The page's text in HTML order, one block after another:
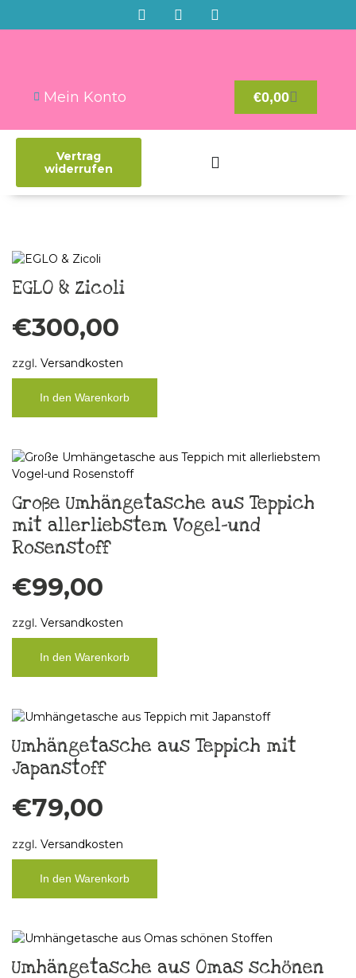
Mein Konto €0,00
Vertrag
widerrufen
EGLO & Zicoli
€300,00
zzgl. Versandkosten
In den Warenkorb
Große Umhängetasche aus Teppich
mit allerliebstem Vogel-und
Rosenstoff
€99,00
zzgl. Versandkosten
In den Warenkorb
Umhängetasche aus Teppich mit
Japanstoff
€79,00
zzgl. Versandkosten
In den Warenkorb
Umhängetasche aus Omas schönen